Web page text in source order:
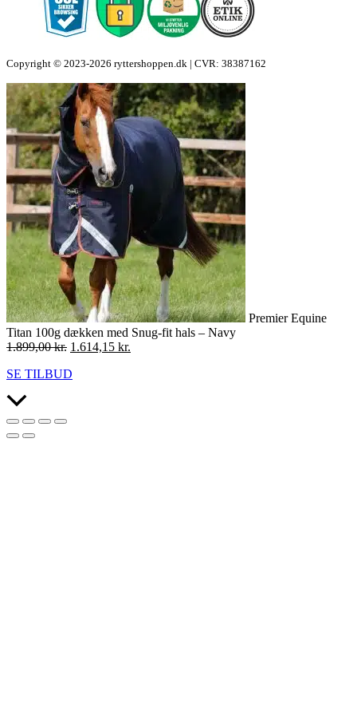
Copyright © 2023-2026 ryttershoppen.dk | CVR: 38387162
Premier Equine
Titan 100g dækken med Snug-fit hals – Navy
1.899,00kr. Den
pris
1.614,15 kr.
SE TILBUD